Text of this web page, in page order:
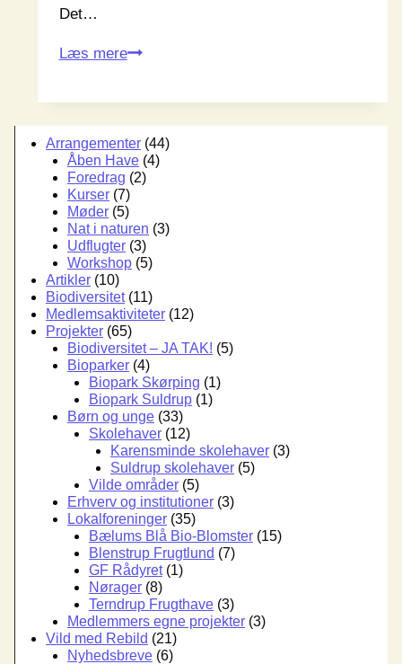
Det…
Læs mereVildt
ved
DDS,
Støvring
Arrangementer (44)
Åben Have (4)
Foredrag (2)
Kurser (7)
Møder (5)
Nat i naturen (3)
Udflugter (3)
Workshop (5)
Artikler (10)
Biodiversitet(11)
Medlemsaktiviteter (12)
Projekter (65)
Biodiversitet – JA TAK! (5)
Bioparker (4)
Biopark Skørping (1)
Biopark Suldrup (1)
Børn og unge (33)
Skolehaver (12)
Karensminde skolehaver (3)
Suldrup skolehaver (5)
Vilde områder (5)
Erhverv og institutioner (3)
Lokalforeninger (35)
Bælums Blå Bio-Blomster (15)
Blenstrup Frugtlund (7)
GF Rådyret(1)
Nørager (8)
Terndrup Frugthave (3)
Medlemmers egne projekter (3)
Vild med Rebild (21)
Nyhedsbreve (6)